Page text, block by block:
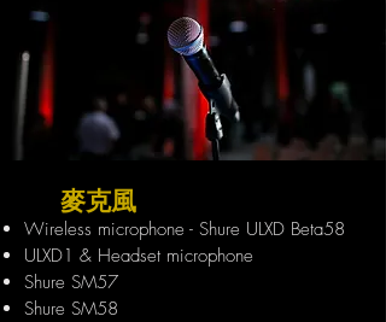
麥克風
Wireless microphone - Shure ULXD Beta58
ULXD1 & Headset microphone
Shure SM57
Shure SM58